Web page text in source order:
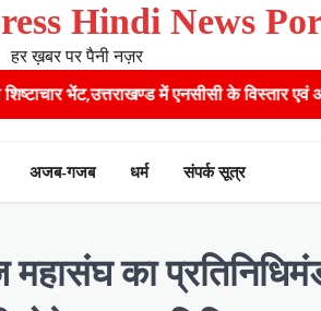
Hindi News
हर ख़बर पर पैनी नज़र
के विस्तार एवं आधुनिक आधारभूत संरचना के
अजब-गजब धर्म संपर्क सूत्र
का